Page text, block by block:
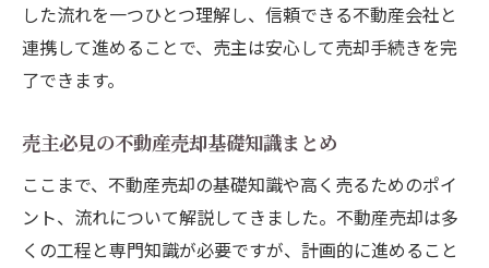
した流れを一つひとつ理解し、信頼できる不動産会社と
連携して進めることで、売主は安心して売却手続きを完
了できます。
売主必見の不動産売却基礎知識まとめ
ここまで、不動産売却の基礎知識や高く売るためのポイ
ント、流れについて解説してきました。不動産売却は多
くの工程と専門知識が必要ですが、計画的に進めること